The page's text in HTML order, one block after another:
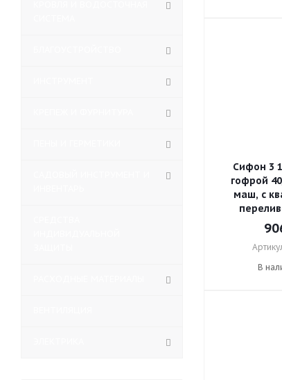
Сифон 3
гофрой
маш, с
В